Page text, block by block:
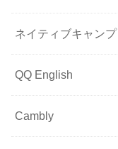
ネイティブキャンプ
QQ English
Cambly